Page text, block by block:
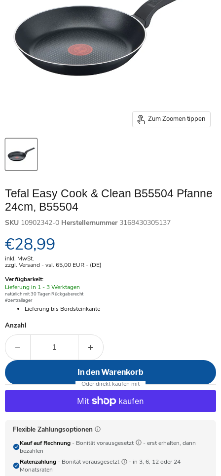
Zum Zoomen tippen
Tefal Easy Cook & Clean B55504 Pfanne
24cm, B55504
SKU 10902342-0 Herstellernummer 3168430305137
Aktueller Preis
€28,99
inkl. MwSt.
zzgl. Versand - vsl. 65,00 EUR- (DE)
Verfügbarkeit:
Verfügbar
-
Lieferung in 1 - 3 Werktagen
natürlich mit 30 Tagen Rückgaberecht
#zentrallager
Lieferung bis Bordsteinkante
Anzahl
In den Warenkorb
Flexible Zahlungsoptionen
Kauf auf Rechnung - Bonität vorausgesetzt
- erst erhalten, dann
bezahlen
Ratenzahlung - Bonität vorausgesetzt
- in 3, 6, 12 oder 24
Monatsraten